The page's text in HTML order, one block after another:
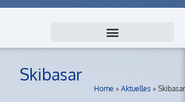
Skibasar
Home » Aktuelles » Skibasar